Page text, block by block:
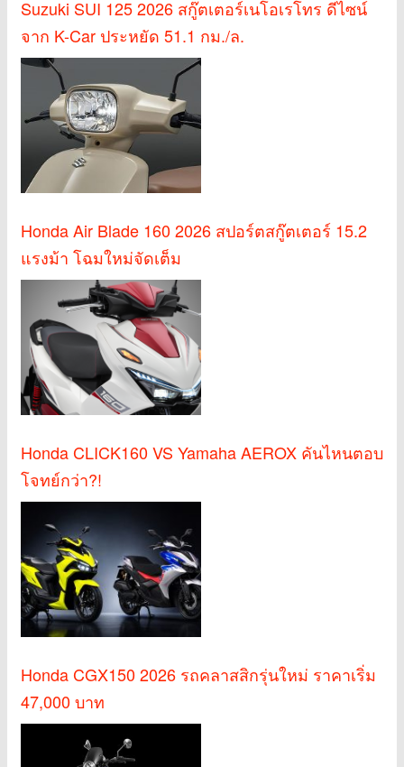
Suzuki SUI 125 2026 สกู๊ตเตอร์เนโอเรโทร ดีไซน์
จาก K-Car ประหยัด 51.1 กม./ล.
Honda Air Blade 160 2026 สปอร์ตสกู๊ตเตอร์ 15.2
แรงม้า โฉมใหม่จัดเต็ม
Honda CLICK160 VS Yamaha AEROX คันไหนตอบ
โจทย์กว่า?!
Honda CGX150 2026 รถคลาสสิกรุ่นใหม่ ราคาเริ่ม
47,000 บาท